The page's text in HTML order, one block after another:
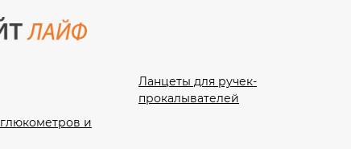
Ланцеты для ручек-
прокалывателей
и